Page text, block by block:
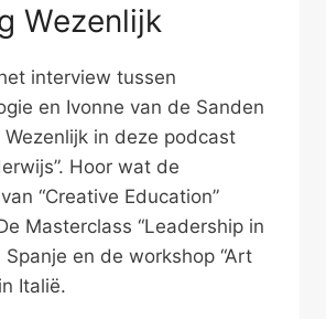
Wezenlijk
interview tussen
en Ivonne van de Sanden
in deze podcast
Hoor wat de
“Creative Education”
Masterclass “Leadership in
Spanje en de workshop “Art
Italië.